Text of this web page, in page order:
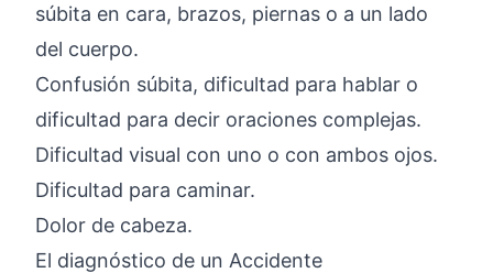
súbita en cara, brazos, piernas o a un lado
del cuerpo.
Confusión súbita, dificultad para hablar o
dificultad para decir oraciones complejas.
Dificultad visual con uno o con ambos ojos.
Dificultad para caminar.
Dolor de cabeza.
El diagnóstico de un Accidente